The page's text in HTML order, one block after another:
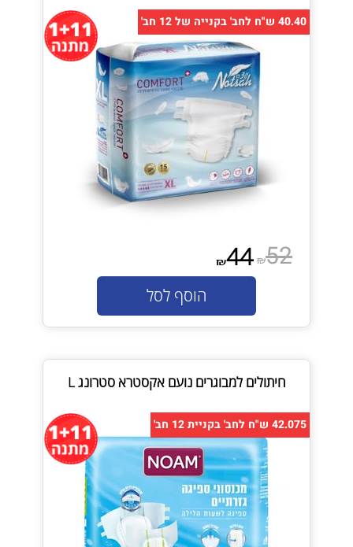
40.40 ש"ח לחב' בקנייה של 12 חב'
₪52
₪44
הוסף לסל
חיתולים למבוגרים נועם אקסטרא סטרונג L
42.075 ש"ח לחב' בקניית 12 חב'